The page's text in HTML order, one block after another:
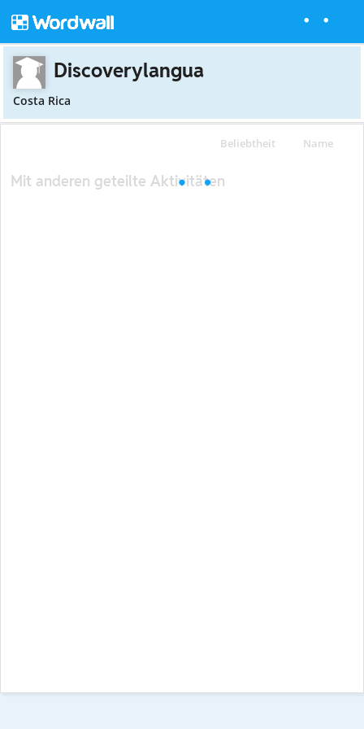
Discoverylangua
Costa Rica
Beliebtheit Name
Mit anderen geteilte Aktivitäten